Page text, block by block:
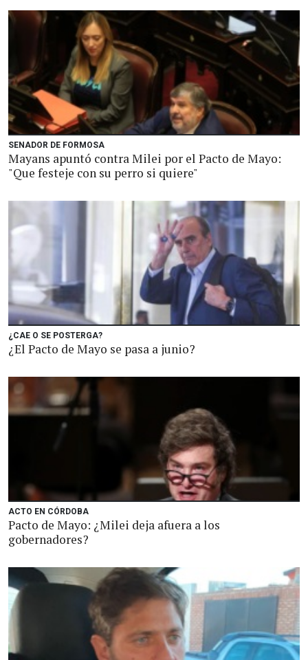
SENADOR DE FORMOSA
Mayans apuntó contra Milei por el Pacto de Mayo:
"Que festeje con su perro si quiere"
¿CAE O SE POSTERGA?
¿El Pacto de Mayo se pasa a junio?
ACTO EN CÓRDOBA
Pacto de Mayo: ¿Milei deja afuera a los
gobernadores?